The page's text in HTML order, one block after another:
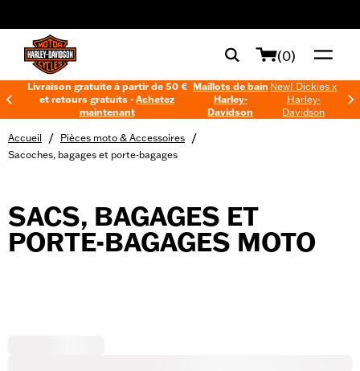
(0)
Livraison gratuite à partir de 50 €
et retours gratuits -Achetez
maintenant
Maillots de bain
Harley-
Davidson
New! Dickies x
Harley-
Davidson
Accueil / Pièces moto & Accessoires /
Sacoches, bagages et porte-bagages
SACS, BAGAGES ET
PORTE-BAGAGES MOTO